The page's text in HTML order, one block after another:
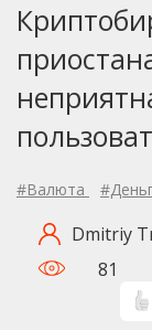
#Валюта
Dmitriy
81